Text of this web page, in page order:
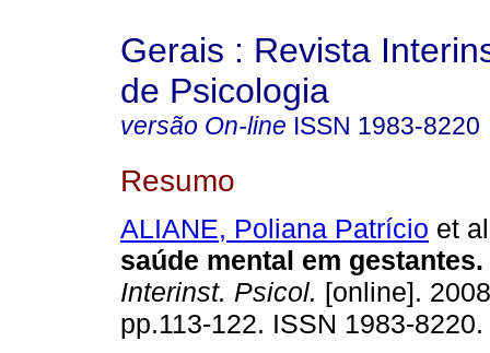
Gerais : Revista
de Psicologia
versão On-line ISSN 1983-8220
Resumo
ALIANE, Poliana Patrício et
saúde mental em gestantes.
Interinst. Psicol. [online].
pp.113-122. ISSN 1983-8220.